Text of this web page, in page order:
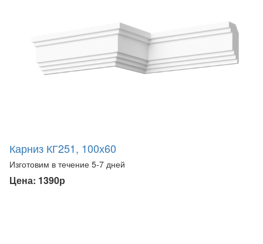
Карниз КГ251, 100х60
Изготовим в течение 5-7 дней
Цена: 1390р